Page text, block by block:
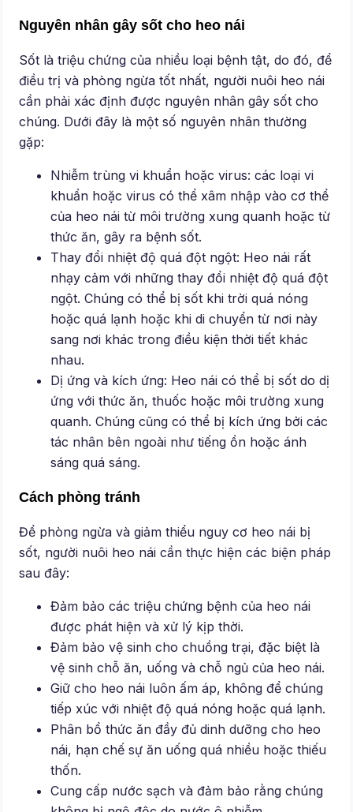
Nguyên nhân gây sốt cho heo nái
Sốt là triệu chứng của nhiều loại bệnh tật, do đó, để
điều trị và phòng ngừa tốt nhất, người nuôi heo nái
cần phải xác định được nguyên nhân gây sốt cho
chúng. Dưới đây là một số nguyên nhân thường
gặp:
Nhiễm trùng vi khuẩn hoặc virus: các loại vi
khuẩn hoặc virus có thể xâm nhập vào cơ thể
của heo nái từ môi trường xung quanh hoặc từ
thức ăn, gây ra bệnh sốt.
Thay đổi nhiệt độ quá đột ngột: Heo nái rất
nhạy cảm với những thay đổi nhiệt độ quá đột
ngột. Chúng có thể bị sốt khi trời quá nóng
hoặc quá lạnh hoặc khi di chuyển từ nơi này
sang nơi khác trong điều kiện thời tiết khác
nhau.
Dị ứng và kích ứng: Heo nái có thể bị sốt do dị
ứng với thức ăn, thuốc hoặc môi trường xung
quanh. Chúng cũng có thể bị kích ứng bởi các
tác nhân bên ngoài như tiếng ồn hoặc ánh
sáng quá sáng.
Cách phòng tránh
Để phòng ngừa và giảm thiểu nguy cơ heo nái bị
sốt, người nuôi heo nái cần thực hiện các biện pháp
sau đây:
Đảm bảo các triệu chứng bệnh của heo nái
được phát hiện và xử lý kịp thời.
Đảm bảo vệ sinh cho chuồng trại, đặc biệt là
vệ sinh chỗ ăn, uống và chỗ ngủ của heo nái.
Giữ cho heo nái luôn ấm áp, không để chúng
tiếp xúc với nhiệt độ quá nóng hoặc quá lạnh.
Phân bổ thức ăn đầy đủ dinh dưỡng cho heo
nái, hạn chế sự ăn uống quá nhiều hoặc thiếu
thốn.
Cung cấp nước sạch và đảm bảo rằng chúng